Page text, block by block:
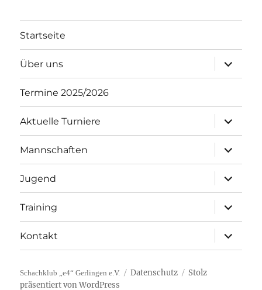
Startseite
Über uns
öffnen
Termine 2025/2026
Aktuelle Turniere
öffnen
Mannschaften
öffnen
Jugend
öffnen
Training
öffnen
Kontakt
öffnen
Schachklub „e4“ Gerlingen e.V. Datenschutz
Stolz
präsentiert von WordPress